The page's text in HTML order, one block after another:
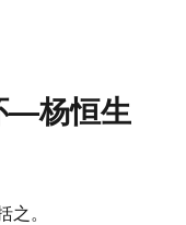
—杨恒生
。